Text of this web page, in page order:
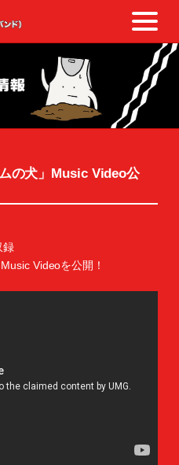
の犬」Music Video公
録
Videoを公開！